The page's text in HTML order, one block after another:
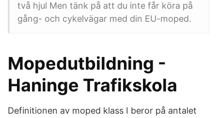
två hjul Men tänk på att du inte får köra på
gång- och cykelvägar med din EU-moped.
Mopedutbildning -
Haninge Trafikskola
Definitionen av moped klass I beror på antalet